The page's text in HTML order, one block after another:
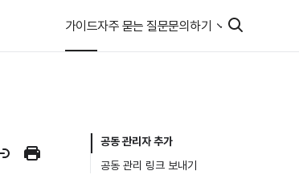
가이드자주 묻는 질문문의하기
공동 관리자 추가
공동 관리 링크 보내기